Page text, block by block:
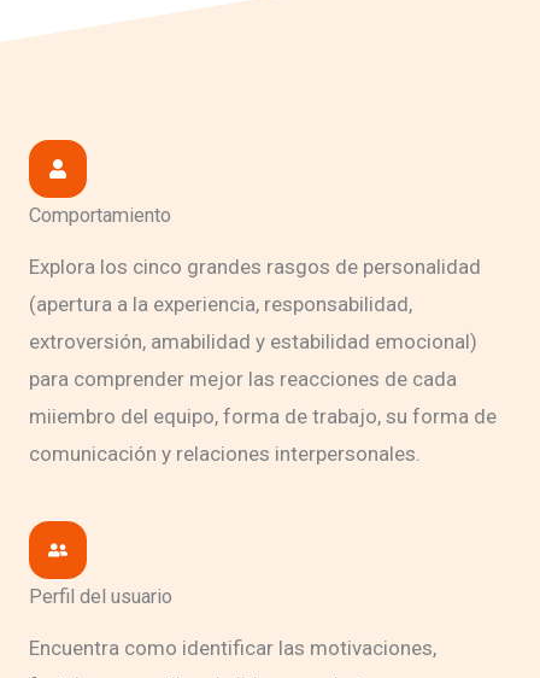
Comportamiento
Explora los cinco grandes rasgos de personalidad
(apertura a la experiencia, responsabilidad,
extroversión, amabilidad y estabilidad emocional)
para comprender mejor las reacciones de cada
miiembro del equipo, forma de trabajo, su forma de
comunicación y relaciones interpersonales.
Perfil del usuario
Encuentra como identificar las motivaciones,